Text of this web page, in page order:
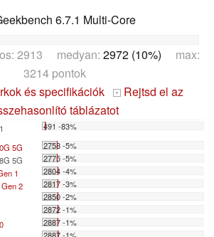
6.7.1 Multi-Core
2913 medyan: 2972 (10%) max:
3214 pontok
és specifikációk -
Rejtsd el az
táblázatot
491 -83%
5G
2758 -5%
5G
2775 -5%
1
2804 -4%
2
2817 -3%
2850 -2%
2872 -1%
2887 -1%